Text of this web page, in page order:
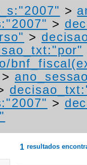
>
>
>
>
>
1 resultados